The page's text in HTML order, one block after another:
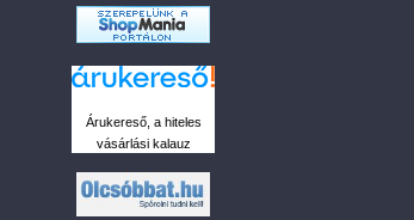
Árukereső, a hiteles
vásárlási kalauz